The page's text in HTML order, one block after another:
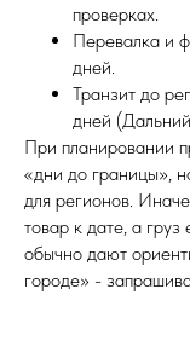
проверках.
Перевалка и
дней.
Транзит до
дней
При планировании
«дни до границы»,
для регионов.
товар к дате, а
обычно дают
городе» -